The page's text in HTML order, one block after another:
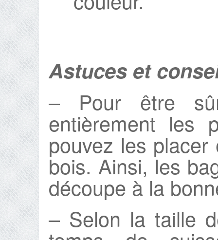
Astuces et
– Pour être
entièrement les
pouvez les
bois. Ainsi, les
découpe à la
– Selon la taille